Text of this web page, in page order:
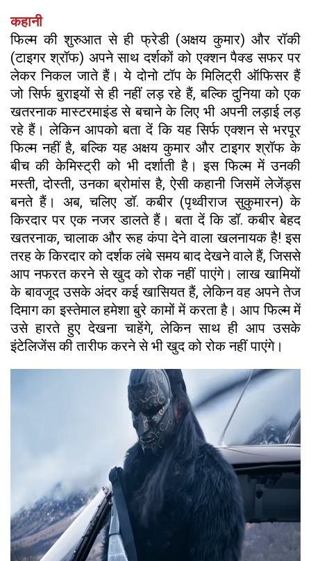
कहानी
फिल्म की शुरुआत से ही फ्रेडी (अक्षय कुमार) और रॉकी
(टाइगर श्रॉफ) अपने साथ दर्शकों को एक्शन पैक्ड सफर पर
लेकर निकल जाते हैं। ये दोनो टॉप के मिलिट्री ऑफिसर हैं
जो सिर्फ बुराइयों से ही नहीं लड़ रहे हैं, बल्कि दुनिया को एक
खतरनाक मास्टरमाइंड से बचाने के लिए भी अपनी लड़ाई लड़
रहे हैं। लेकिन आपको बता दें कि यह सिर्फ एक्शन से भरपूर
फिल्म नहीं है, बल्कि यह अक्षय कुमार और टाइगर श्रॉफ के
बीच की केमिस्ट्री को भी दर्शाती है। इस फिल्म में उनकी
मस्ती, दोस्ती, उनका ब्रोमांस है, ऐसी कहानी जिसमें लेजेंड्स
बनते हैं। अब, चलिए डॉ. कबीर (पृथ्वीराज सुकुमारन) के
किरदार पर एक नजर डालते हैं। बता दें कि डॉ. कबीर बेहद
खतरनाक, चालाक और रूह कंपा देने वाला खलनायक है! इस
तरह के किरदार को दर्शक लंबे समय बाद देखने वाले हैं, जिससे
आप नफरत करने से खुद को रोक नहीं पाएंगे। लाख खामियों
के बावजूद उसके अंदर कई खासियत हैं, लेकिन वह अपने तेज
दिमाग का इस्तेमाल हमेशा बुरे कामों में करता है। आप फिल्म में
उसे हारते हुए देखना चाहेंगे, लेकिन साथ ही आप उसके
इंटेलिजेंस की तारीफ करने से भी खुद को रोक नहीं पाएंगे।